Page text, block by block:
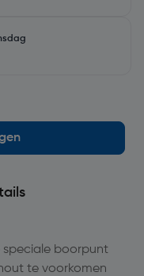
speciale boorpunt
te voorkomen